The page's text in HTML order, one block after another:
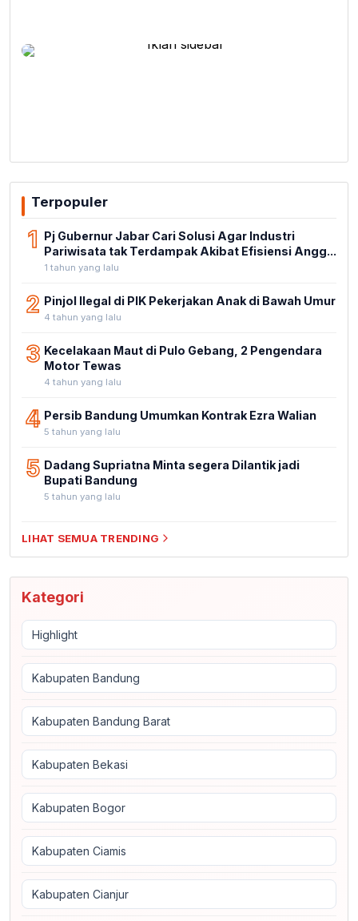
Terpopuler
1 Pj Gubernur Jabar Cari Solusi Agar Industri
Pariwisata tak Terdampak Akibat Efisiensi Angg...
1 tahun yang lalu
2 Pinjol Ilegal di PIK Pekerjakan Anak di Bawah Umur
4 tahun yang lalu
3 Kecelakaan Maut di Pulo Gebang, 2 Pengendara
Motor Tewas
4 tahun yang lalu
4 Persib Bandung Umumkan Kontrak Ezra Walian
5 tahun yang lalu
5 Dadang Supriatna Minta segera Dilantik jadi
Bupati Bandung
5 tahun yang lalu
LIHAT SEMUA TRENDING
Kategori
Highlight
Kabupaten Bandung
Kabupaten Bandung Barat
Kabupaten Bekasi
Kabupaten Bogor
Kabupaten Ciamis
Kabupaten Cianjur